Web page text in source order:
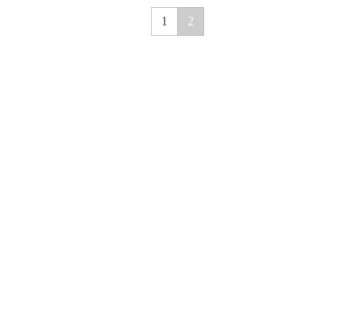
1 2